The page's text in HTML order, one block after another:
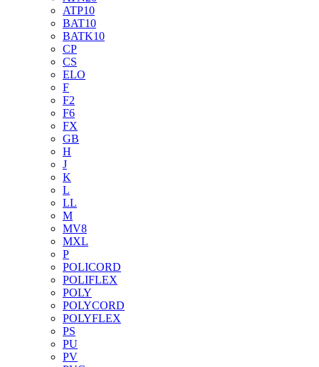
ATP10
BAT10
BATK10
CP
CS
ELO
F
F2
F6
FX
GB
H
J
K
L
LL
M
MV8
MXL
P
POLICORD
POLIFLEX
POLY
POLYCORD
POLYFLEX
PS
PU
PV